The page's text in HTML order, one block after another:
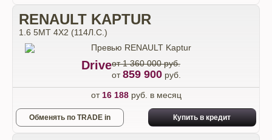
RENAULT KAPTUR
1.6 5MT 4X2 (114Л.С.)
Driveот 1 360 000 руб.
от859 900 руб.
от 16 188руб. в месяц
Обменять по TRADE in Купить в кредит